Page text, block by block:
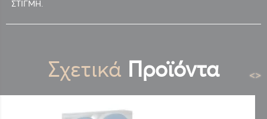
ΣΤΙΓΜΗ.
Σχετικά Προϊόντα <>